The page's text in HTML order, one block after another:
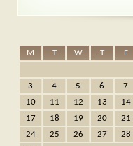
M
T W T F
3
4 5 6 7
10
11 12 13 14
17
18 19 20 21
24
25 26 27 28